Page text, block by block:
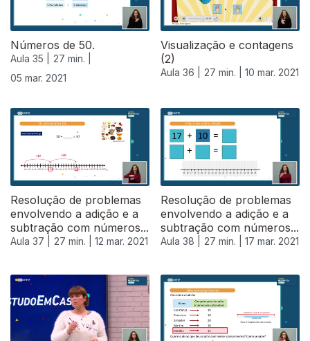
Números de 50.
Aula 35 |
27 min. |
05 mar. 2021
Visualização e contagens
(2)
Aula 36 | 27 min. | 10 mar. 2021
Resolução de problemas
envolvendo a adição e a
subtração com números...
Aula 37 | 27 min. | 12 mar. 2021
Resolução de problemas
envolvendo a adição e a
subtração com números...
Aula 38 | 27 min. | 17 mar. 2021